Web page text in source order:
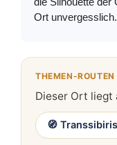
Ort unvergesslich.
THEMEN-ROUTEN
Dieser Ort liegt